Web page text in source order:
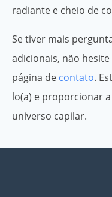
radiante e cheio de
Se tiver mais
adicionais, não
página de contato.
lo(a) e proporcionar
universo capilar.